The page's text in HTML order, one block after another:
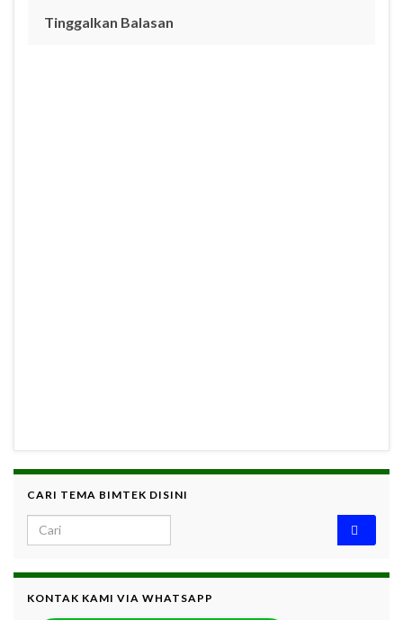
Tinggalkan Balasan
CARI TEMA BIMTEK DISINI
Search for:
KONTAK KAMI VIA WHATSAPP